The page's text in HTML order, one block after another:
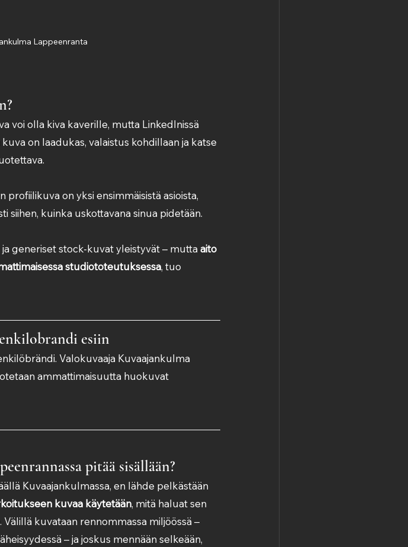
Lappeenranta
voi olla kiva kaverille, mutta LinkedInissä
on laadukas, valaistus kohdillaan ja katse
profiilikuva on yksi ensimmäisistä asioista,
siihen, kuinka uskottavana sinua pidetään.
generiset stock-kuvat yleistyvät – mutta aito
studiototeutuksessa, tuo
esiin
Valokuvaaja Kuvaajankulma
otetaan ammattimaisuutta huokuvat
pitää sisällään?
Kuvaajankulmassa, en lähde pelkästään
kuvaa käytetään, mitä haluat sen
kuvataan rennommassa miljöössä –
– ja joskus mennään selkeään,